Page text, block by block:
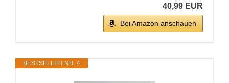
40,99 EUR
Bei Amazon anschauen
BESTSELLER NR. 4